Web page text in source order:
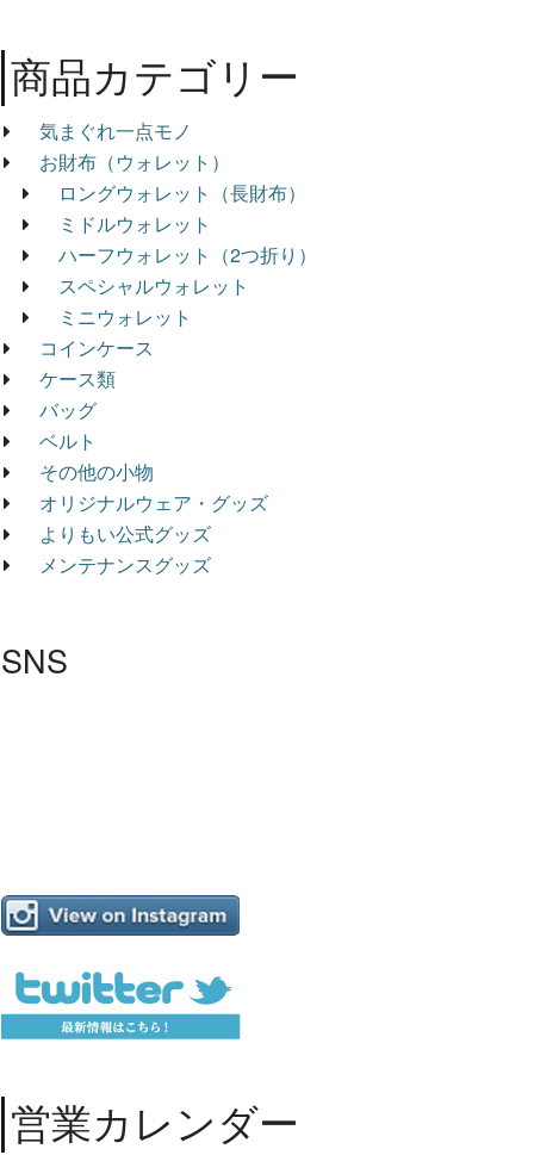
商品カテゴリー
気まぐれ一点モノ
お財布（ウォレット）
ロングウォレット（長財布）
ミドルウォレット
ハーフウォレット（2つ折り）
スペシャルウォレット
ミニウォレット
コインケース
ケース類
バッグ
ベルト
その他の小物
オリジナルウェア・グッズ
よりもい公式グッズ
メンテナンスグッズ
SNS
営業カレンダー